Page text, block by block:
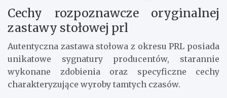
Cechy rozpoznawcze oryginalnej
zastawy stołowej prl
Autentyczna zastawa stołowa z okresu PRL posiada
unikatowe sygnatury producentów, starannie
wykonane zdobienia oraz specyficzne cechy
charakteryzujące wyroby tamtych czasów.